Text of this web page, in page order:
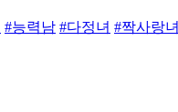
#능력남 #다정녀 #짝사랑녀